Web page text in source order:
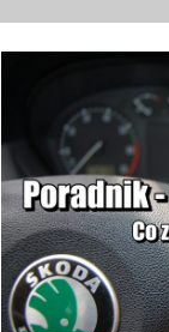
z
n
i
a
2
0